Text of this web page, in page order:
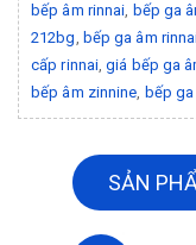
bếp âm rinnai, bếp ga
212bg, bếp ga âm
cấp rinnai,giá bếp ga
bếp âm zinnine, bếp
SẢN